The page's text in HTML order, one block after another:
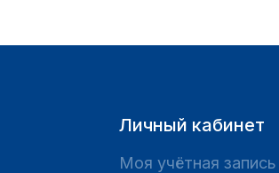
Личный кабинет
Моя учётная запись